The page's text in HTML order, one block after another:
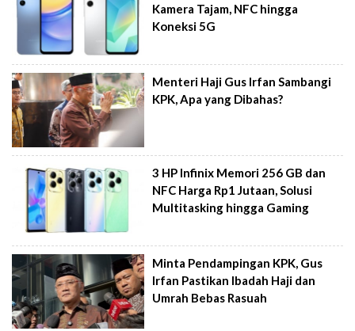
Kamera Tajam, NFC hingga
Koneksi 5G
Menteri Haji Gus Irfan Sambangi
KPK, Apa yang Dibahas?
3 HP Infinix Memori 256 GB dan
NFC Harga Rp1 Jutaan, Solusi
Multitasking hingga Gaming
Minta Pendampingan KPK, Gus
Irfan Pastikan Ibadah Haji dan
Umrah Bebas Rasuah